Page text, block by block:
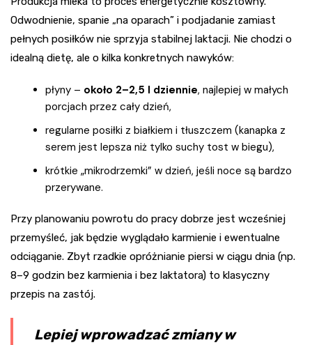
Odwodnienie, spanie „na oparach” i podjadanie zamiast
pełnych posiłków nie sprzyja stabilnej laktacji. Nie chodzi o
idealną dietę, ale o kilka konkretnych nawyków:
płyny – około 2–2,5 l dziennie, najlepiej w małych
porcjach przez cały dzień,
regularne posiłki z białkiem i tłuszczem (kanapka z
serem jest lepsza niż tylko suchy tost w biegu),
krótkie „mikrodrzemki” w dzień, jeśli noce są bardzo
przerywane.
Przy planowaniu powrotu do pracy dobrze jest wcześniej
przemyśleć, jak będzie wyglą­dało karmienie i ewentualne
odciąganie. Zbyt rzadkie opróżnianie piersi w ciągu dnia (np.
8–9 godzin bez karmienia i bez laktatora) to klasyczny
przepis na zastój.
Lepiej wprowadzać zmiany w